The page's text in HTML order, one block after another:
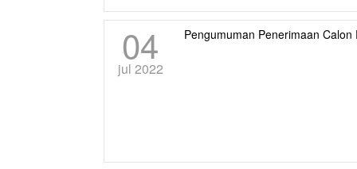
04
jul 2022
Pengumuman Penerimaan Calon